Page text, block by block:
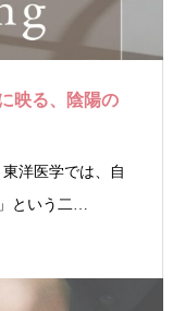
映る、陰陽の
洋医学では、自
という二…